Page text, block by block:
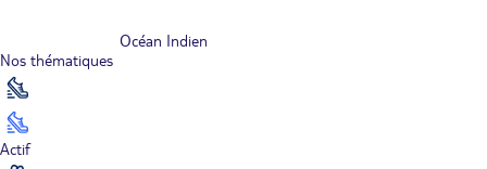
Océan Indien
Nos thématiques
Actif